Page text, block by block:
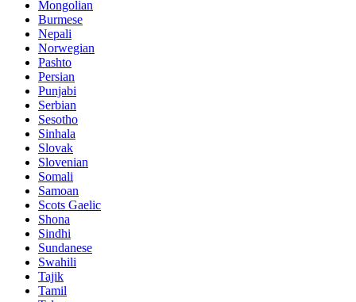
Mongolian
Burmese
Nepali
Norwegian
Pashto
Persian
Punjabi
Serbian
Sesotho
Sinhala
Slovak
Slovenian
Somali
Samoan
Scots Gaelic
Shona
Sindhi
Sundanese
Swahili
Tajik
Tamil